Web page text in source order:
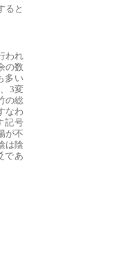
ると
われ
の数
多い
3変
の総
なわ
記号
が不
は陰
であ